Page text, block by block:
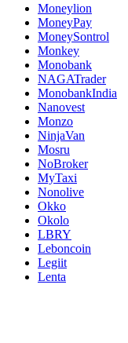
Moneylion
MoneyPay
MoneySontrol
Monkey
Monobank
NAGATrader
MonobankIndia
Nanovest
Monzo
NinjaVan
Mosru
NoBroker
MyTaxi
Nonolive
Okko
Okolo
LBRY
Leboncoin
Legiit
Lenta